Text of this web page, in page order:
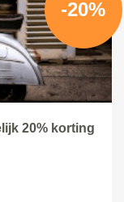
-20%
20% korting